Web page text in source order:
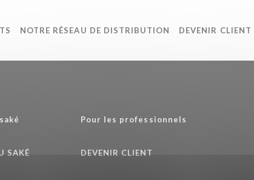
NOTRE RÉSEAU DE DISTRIBUTION DEVENIR CLIENT
SAKÉ
Pour les professionnels
DEVENIR CLIENT